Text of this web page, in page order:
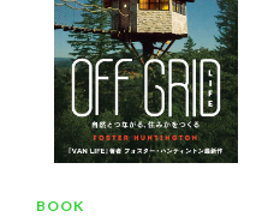
BOOK